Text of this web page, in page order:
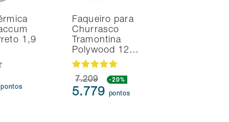
1,9
pontos
Faqueiro para
Churrasco
Tramontina
Polywood 12…
7.209 -20%
5.779 pontos